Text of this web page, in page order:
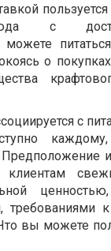
с
о
с
клиентам
требованиями
вы можете